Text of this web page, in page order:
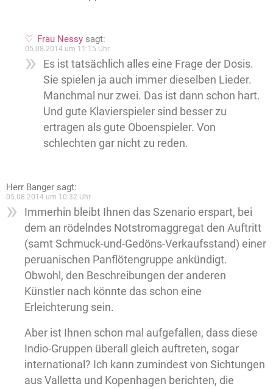
Frau Nessy sagt:
05.08.2014 um 11:15 Uhr
Es ist tatsächlich alles eine Frage der Dosis.
Sie spielen ja auch immer dieselben Lieder.
Manchmal nur zwei. Das ist dann schon hart.
Und gute Klavierspieler sind besser zu
ertragen als gute Oboenspieler. Von
schlechten gar nicht zu reden.
Herr Banger sagt:
05.08.2014 um 10:32 Uhr
Immerhin bleibt Ihnen das Szenario erspart, bei
dem an rödelndes Notstromaggregat den Auftritt
(samt Schmuck-und-Gedöns-Verkaufsstand) einer
peruanischen Panflötengruppe ankündigt.
Obwohl, den Beschreibungen der anderen
Künstler nach könnte das schon eine
Erleichterung sein.
Aber ist Ihnen schon mal aufgefallen, dass diese
Indio-Gruppen überall gleich auftreten, sogar
international? Ich kann zumindest von Sichtungen
aus Valletta und Kopenhagen berichten, die